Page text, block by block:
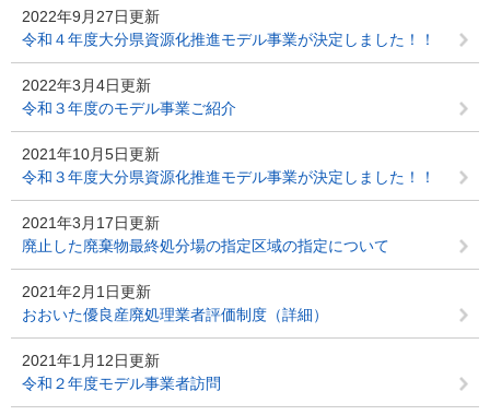
2022年9月27日更新
令和４年度大分県資源化推進モデル事業が決定しました！！
2022年3月4日更新
令和３年度のモデル事業ご紹介
2021年10月5日更新
令和３年度大分県資源化推進モデル事業が決定しました！！
2021年3月17日更新
廃止した廃棄物最終処分場の指定区域の指定について
2021年2月1日更新
おおいた優良産廃処理業者評価制度（詳細）
2021年1月12日更新
令和２年度モデル事業者訪問